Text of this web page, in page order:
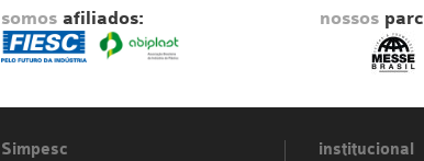
somos afiliados: nossos
Simpesc institucional